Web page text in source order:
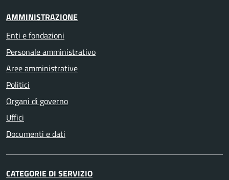
AMMINISTRAZIONE
Enti e fondazioni
Personale amministrativo
Aree amministrative
Politici
Organi di governo
Uffici
Documenti e dati
CATEGORIE DI SERVIZIO